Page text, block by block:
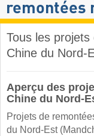
remontées
Tous les
Chine du Nord-
Aperçu des
Chine du Nord-
Projets de
du Nord-Est